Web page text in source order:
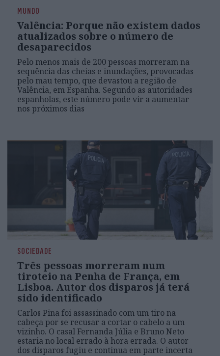
MUNDO
Valência: Porque não existem dados
atualizados sobre o número de
desaparecidos
Pelo menos mais de 200 pessoas morreram na
sequência das cheias e inundações, provocadas
pelo mau tempo, que devastou a região de
Valência, em Espanha. Segundo as autoridades
espanholas, este número pode vir a aumentar
nos próximos dias
SOCIEDADE
Três pessoas morreram num
tiroteio na Penha de França, em
Lisboa. Autor dos disparos já terá
sido identificado
Carlos Pina foi assassinado com um tiro na
cabeça por se recusar a cortar o cabelo a um
vizinho. O casal Fernanda Júlia e Bruno Neto
estaria no local errado à hora errada. O autor
dos disparos fugiu e continua em parte incerta